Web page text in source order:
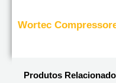
Wortec
Produtos